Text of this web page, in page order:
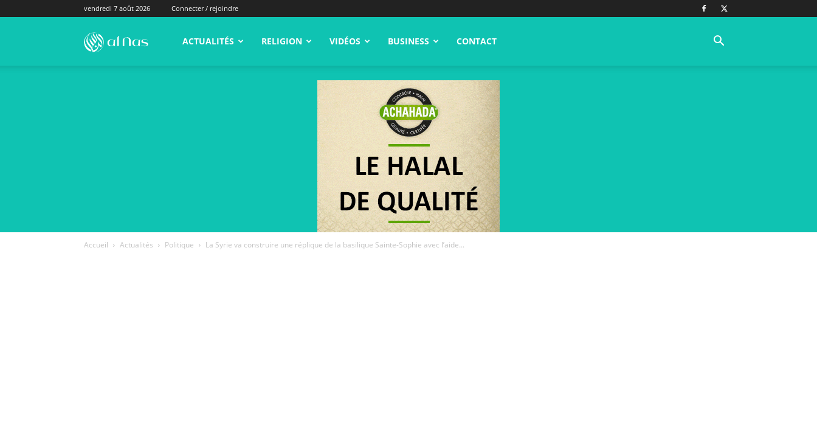
vendredi 7 août 2026 Connecter / rejoindre
alNas.fr ACTUALITÉS RELIGION VIDÉOS BUSINESS CONTACT
Accueil Actualités Politique La Syrie va construire une réplique de la basilique Sainte-Sophie avec l’aide...